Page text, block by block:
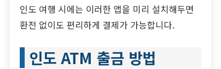
인도 여행 시에는 이러한 앱을 미리 설치해두면
환전 없이도 편리하게 결제가 가능합니다.
인도 ATM 출금 방법